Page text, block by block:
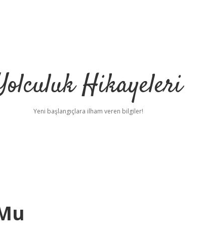
Hikayeleri
Yeni başlangıçlara ilham veren bilgiler!